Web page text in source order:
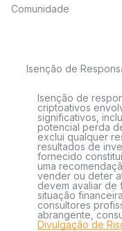
Comunidade
Isenção de
Isenção de
criptoativos
significativos,
potencial perda
exclui qualquer
resultados de
fornecido
uma
vender ou deter
devem avaliar de
situação
consultores
abrangente,
Divulgação de